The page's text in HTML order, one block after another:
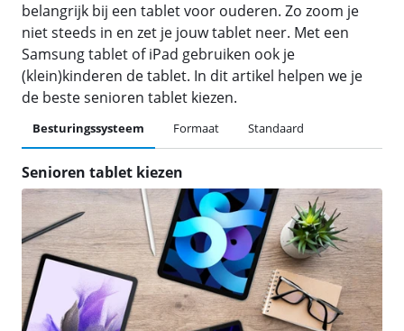
belangrijk bij een tablet voor ouderen. Zo zoom je
niet steeds in en zet je jouw tablet neer. Met een
Samsung tablet of iPad gebruiken ook je
(klein)kinderen de tablet. In dit artikel helpen we je
de beste senioren tablet kiezen.
Besturingssysteem Formaat Standaard
Senioren tablet kiezen